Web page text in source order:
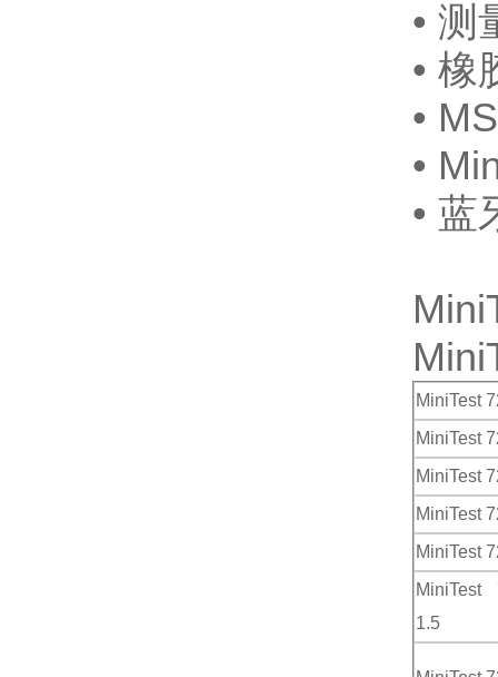
• 测
• 橡
•
•
• 蓝
MiniTest
MiniTest
MiniTest
MiniTest
MiniTest
1.5